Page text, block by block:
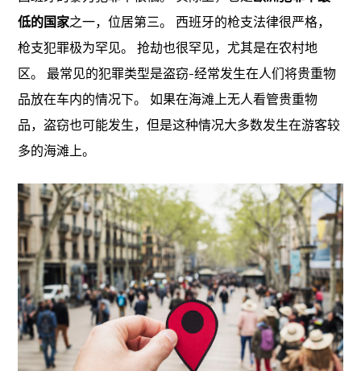
低的国家之一，位居第三。 西班牙的枪支法律很严格，
枪支犯罪极为罕见。 抢劫也很罕见，尤其是在农村地
区。 最常见的犯罪类型是盗窃-经常发生在人们将贵重物
品放在车内的情况下。 如果在海滩上无人看管贵重物
品，盗窃也可能发生，但是这种情况大多数发生在游客较
多的海滩上。